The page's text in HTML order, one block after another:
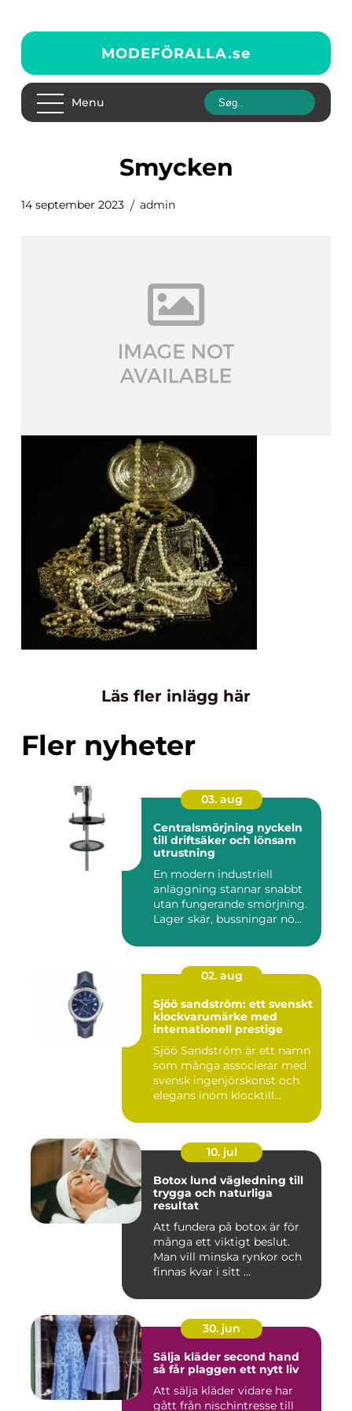
MODEFÖRALLA.se
Menu
smycken
14 september 2023 admin
Läs fler inlägg här
Fler nyheter
03. aug
Centralsmörjning nyckeln
till driftsäker och lönsam
utrustning
En modern industriell
anläggning stannar snabbt
utan fungerande smörjning.
Lager skär, bussningar nö...
02. aug
Sjöö sandström: ett svenskt
klockvarumärke med
internationell prestige
Sjöö Sandström är ett namn
som många associerar med
svensk ingenjörskonst och
elegans inom klocktill...
10. jul
Botox lund vägledning till
trygga och naturliga
resultat
Att fundera på botox är för
många ett viktigt beslut.
Man vill minska rynkor och
finnas kvar i sitt ...
30. jun
Sälja kläder second hand
så får plaggen ett nytt liv
Att sälja kläder vidare har
gått från nischintresse till